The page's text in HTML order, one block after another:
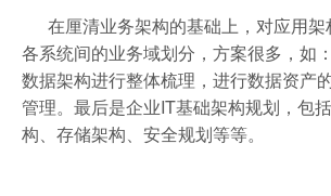
在厘清业务架构的基础上，对应用
各系统间的业务域划分，方案很多，如
数据架构进行整体梳理，进行数据资产
管理。最后是企业IT基础架构规划，包
构、存储架构、安全规划等等。